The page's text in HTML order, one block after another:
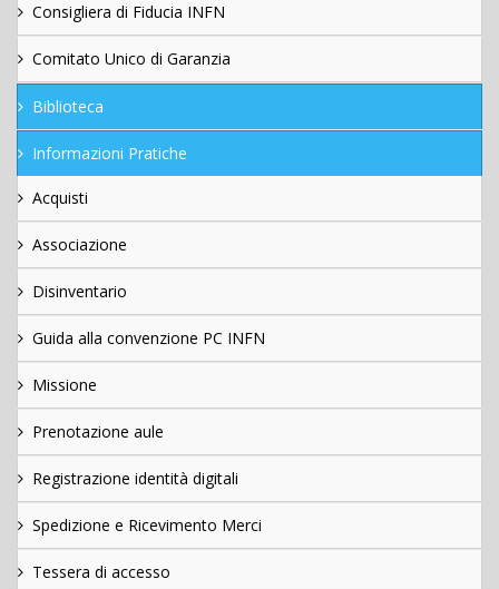
Consigliera di Fiducia INFN
Comitato Unico di Garanzia
Biblioteca
Informazioni Pratiche
Acquisti
Associazione
Disinventario
Guida alla convenzione PC INFN
Missione
Prenotazione aule
Registrazione identità digitali
Spedizione e Ricevimento Merci
Tessera di accesso